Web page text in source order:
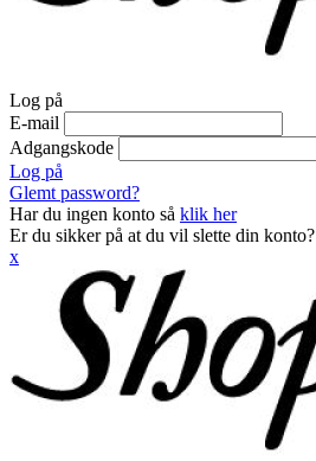
Log på
E-mail
Adgangskode
Log på
Glemt password?
Har du ingen konto så klik her
Er du sikker på at du vil slette din konto?
x